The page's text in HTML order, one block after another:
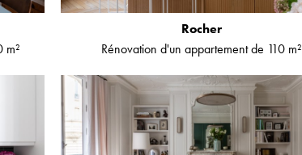
m²
Rocher
Rénovation d'un appartement de 110 m²